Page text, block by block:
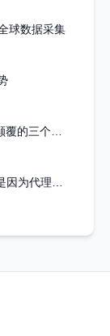
球数据采集